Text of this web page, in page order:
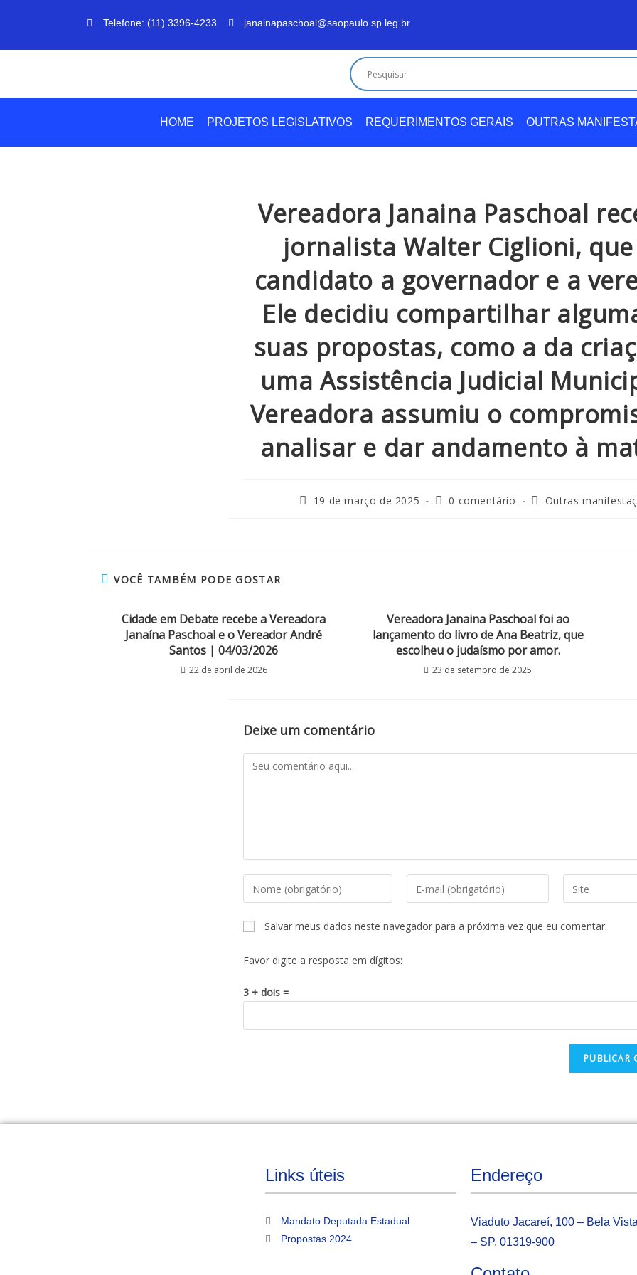
Telefone: (11) 3396-4233 janainapaschoal@saopaulo.sp.leg.br
HOME PROJETOS LEGISLATIVOS REQUERIMENTOS GERAIS OUTRAS
Vereadora Janaina Paschoal
jornalista Walter Ciglioni,
candidato a governador e a
Ele decidiu compartilhar
suas propostas, como a da
uma Assistência Judicial
Vereadora assumiu o
analisar e dar andamento à
19 de março de 2025 0 comentário Outras
VOCÊ TAMBÉM PODE GOSTAR
Cidade em Debate recebe a Vereadora
Janaína Paschoal e o Vereador André
Santos | 04/03/2026
22 de abril de 2026
Vereadora Janaina Paschoal foi ao
lançamento do livro de Ana Beatriz, que
escolheu o judaísmo por amor.
23 de setembro de 2025
Deixe um comentário
Salvar meus dados neste navegador para a próxima vez que eu comentar.
Favor digite a resposta em dígitos:
3 + dois =
Links úteis
Mandato Deputada Estadual
Propostas 2024
Endereço
Viaduto Jacareí, 100 – Bela
– SP, 01319-900